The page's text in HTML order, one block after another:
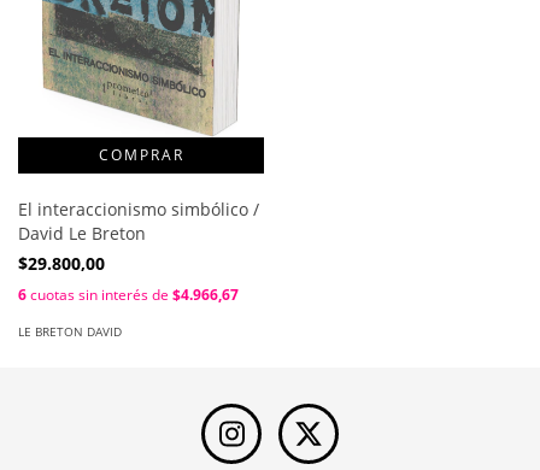
El interaccionismo simbólico /
David Le Breton
$29.800,00
6cuotas sin interés de $4.966,67
LE BRETON DAVID